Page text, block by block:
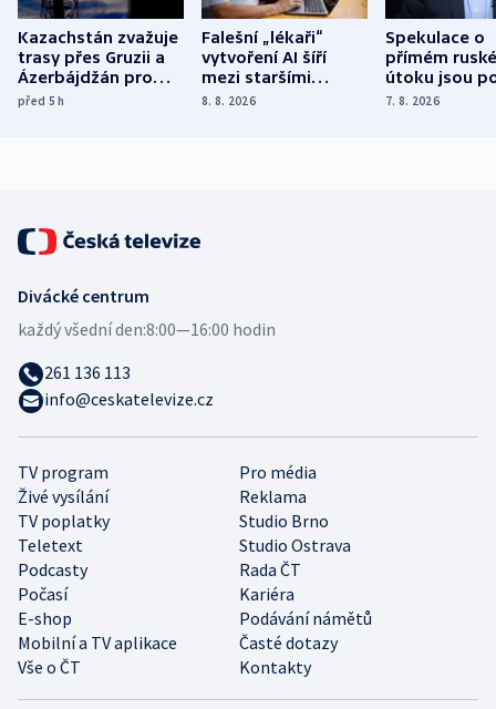
Kazachstán zvažuje
trasy přes Gruzii a
Ázerbájdžán pro
vývoz ropy do
před 5h
Falešní „lékaři“
vytvoření AI šíří
mezi staršími
Poláky nebezpečné
8. 8. 2026
Spekulace o
přímém
útoku jsou
míní
7. 8. 2026
TV program
Pro média
Živé vysílání
Reklama
TV poplatky
Studio Brno
Teletext
Studio Ostrava
Podcasty
Rada ČT
Počasí
Kariéra
E-shop
Podávání námětů
Mobilní a TV aplikace
Časté dotazy
Vše o ČT
Kontakty
Divácké centrum
každý všední den:8:00—16:00 hodin
261 136 113
info@ceskatelevize.cz